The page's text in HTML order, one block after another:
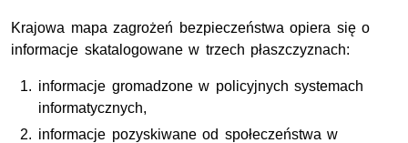
Krajowa mapa zagrożeń bezpieczeństwa opiera się o
informacje skatalogowane w trzech płaszczyznach:
informacje gromadzone w policyjnych systemach
informatycznych,
informacje pozyskiwane od społeczeństwa w